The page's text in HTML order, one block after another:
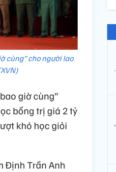
cùng” cho người lao
giờ cùng”
bổng trị giá 2 tỷ
khó học giỏi
Định Trần Anh